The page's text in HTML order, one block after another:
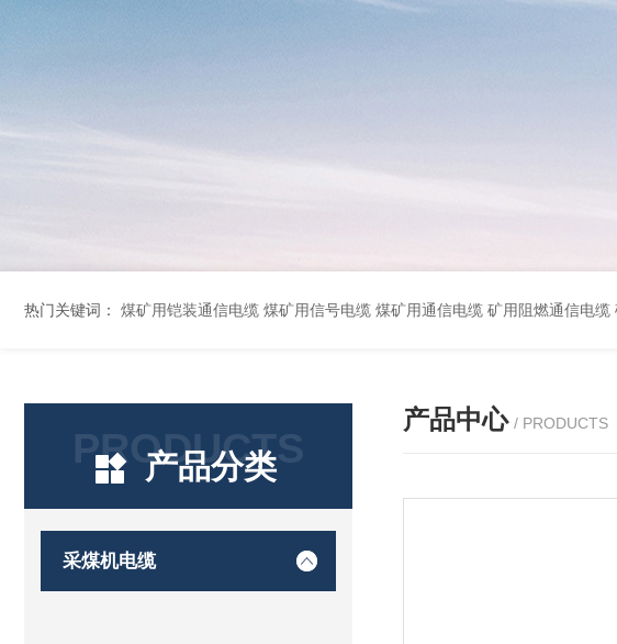
热门关键词： 煤矿用铠装通信电缆 煤矿用信号电缆 煤矿用通信电缆 矿用阻燃通信电缆 矿用监控电缆 矿用通信电缆 橡套软电缆YZ-3*1.5+1 YCW橡胶电缆3*10+1*6 船用橡套软电缆CEFR-3*2.5 煤矿用移动橡套软电缆MY3*4+1*4 阻燃屏蔽计算机电缆ZR-DJYPVP 2*2*0.75 ZR-DJYVP阻燃
PRODUCTS
产品分类
采煤机电缆
产品中心 / PRODUCTS